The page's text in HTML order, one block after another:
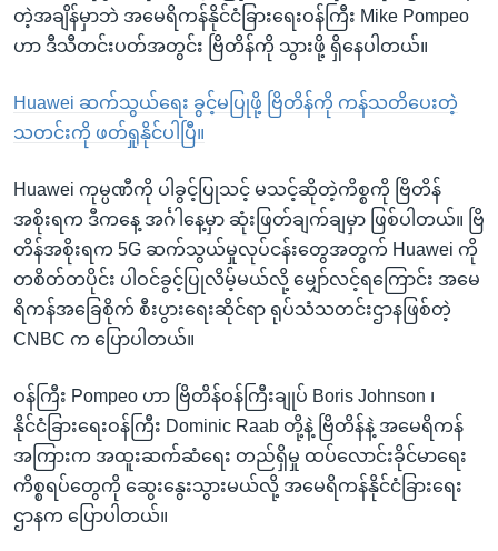
ကျော်
ရန်
တဲ့အချိန်မှာဘဲ အမေရိကန်နိုင်ငံခြားရေးဝန်ကြီး Mike Pompeo
ဟာ ဒီသီတင်းပတ်အတွင်း ဗြိတိန်ကို သွားဖို့ ရှိနေပါတယ်။
Huawei ဆက်သွယ်ရေး ခွင့်မပြုဖို့ ဗြိတိန်ကို ကန်သတိပေးတဲ့
သတင်းကို ဖတ်ရှုနိုင်ပါပြီ။
Huawei ကုမ္ပဏီကို ပါခွင့်ပြုသင့် မသင့်ဆိုတဲ့ကိစ္စကို ဗြိတိန်
အစိုးရက ဒီကနေ့ အင်္ဂါနေ့မှာ ဆုံးဖြတ်ချက်ချမှာ ဖြစ်ပါတယ်။ ဗြိ
တိန်အစိုးရက 5G ဆက်သွယ်မှုလုပ်ငန်းတွေအတွက် Huawei ကို
တစိတ်တပိုင်း ပါဝင်ခွင့်ပြုလိမ့်မယ်လို့ မျှော်လင့်ရကြောင်း အမေ
ရိကန်အခြေစိုက် စီးပွားရေးဆိုင်ရာ ရုပ်သံသတင်းဌာနဖြစ်တဲ့
CNBC က ပြောပါတယ်။
ဝန်ကြီး Pompeo ဟာ ဗြိတိန်ဝန်ကြီးချုပ် Boris Johnson ၊
နိုင်ငံခြားရေးဝန်ကြီး Dominic Raab တို့နဲ့ ဗြိတိန်နဲ့ အမေရိကန်
အကြားက အထူးဆက်ဆံရေး တည်ရှိမှု ထပ်လောင်းခိုင်မာရေး
ကိစ္စရပ်တွေကို ဆွေးနွေးသွားမယ်လို့ အမေရိကန်နိုင်ငံခြားရေး
ဌာနက ပြောပါတယ်။